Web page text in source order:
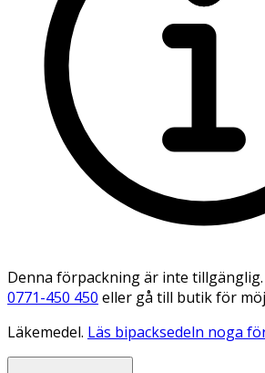
Denna förpackning är inte
0771-450 450 eller gå till butik för
Läkemedel. Läs bipacksedeln noga